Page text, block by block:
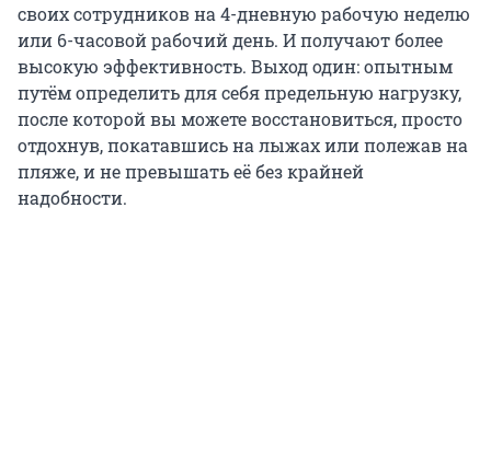
своих сотрудников на 4-дневную рабочую неделю
или 6-часовой рабочий день. И получают более
высокую эффективность. Выход один: опытным
путём определить для себя предельную нагрузку,
после которой вы можете восстановиться, просто
отдохнув, покатавшись на лыжах или полежав на
пляже, и не превышать её без крайней
надобности.